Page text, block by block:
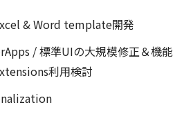
& Word template開発
/ 標準UIの大規模修正＆機能
利用検討